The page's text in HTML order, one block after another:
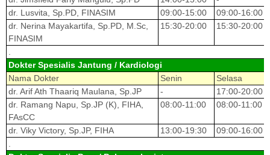
dr. Lusvita, Sp.PD, FINASIM
09:00-15:00
09:00-16:00
dr. Nerina Mayakartifa, Sp.PD, M.Sc,
FINASIM
15:30-20:00 15:30-20:00
.
Dokter Spesialis Jantung / Kardiologi
Nama Dokter
Senin
Selasa
dr. Arif Ath Thaariq Maulana, Sp.JP
-
17:00-20:00
dr. Ramang Napu, Sp.JP (K), FIHA,
FAsCC
08:00-11:00 08:00-11:00
dr. Viky Victory, Sp.JP, FIHA 13:00-19:30
09:00-16:00
.